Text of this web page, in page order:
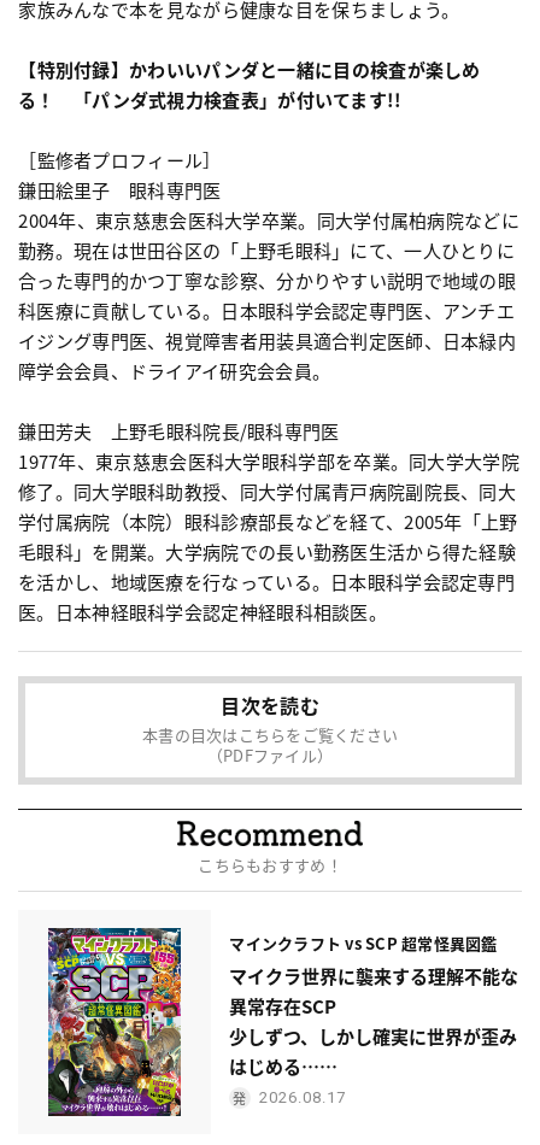
家族みんなで本を見ながら健康な目を保ちましょう。
【特別付録】かわいいパンダと一緒に目の検査が楽しめ
る！ 「パンダ式視力検査表」が付いてます!!
［監修者プロフィール］
鎌田絵里子 眼科専門医
2004年、東京慈恵会医科大学卒業。同大学付属柏病院などに
勤務。現在は世田谷区の「上野毛眼科」にて、一人ひとりに
合った専門的かつ丁寧な診察、分かりやすい説明で地域の眼
科医療に貢献している。日本眼科学会認定専門医、アンチエ
イジング専門医、視覚障害者用装具適合判定医師、日本緑内
障学会会員、ドライアイ研究会会員。
鎌田芳夫 上野毛眼科院長/眼科専門医
1977年、東京慈恵会医科大学眼科学部を卒業。同大学大学院
修了。同大学眼科助教授、同大学付属青戸病院副院長、同大
学付属病院（本院）眼科診療部長などを経て、2005年「上野
毛眼科」を開業。大学病院での長い勤務医生活から得た経験
を活かし、地域医療を行なっている。日本眼科学会認定専門
医。日本神経眼科学会認定神経眼科相談医。
目次を読む
本書の目次はこちらをご覧ください
（PDFファイル）
こちらもおすすめ！
マインクラフト vs SCP 超常怪異図鑑
マイクラ世界に襲来する理解不能な
異常存在SCP
少しずつ、しかし確実に世界が歪み
はじめる……
2026.08.17